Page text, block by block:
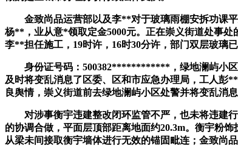
金致尚品运营部以及李**对于玻璃雨棚安拆功课平
杨**，业从意*领取定金5000元。正在崇义街道处事
李**担任施工，19时许，16时30分许，部门双层玻璃
身份证号码：500382************，绿地澜屿小区物
及时将变乱消息了区委、区和市应急办理局，工人彭
良舆情，崇义街道前去绿地澜屿小区处警并将变乱消
对涉事衡宇违建整改闭环监管不严，也未将违建行
的协调合做，平面层顶部距离地面约20.3m。衡宇粉
从梁未间接取衡宇墙体进行无效的锚固毗连；金致尚